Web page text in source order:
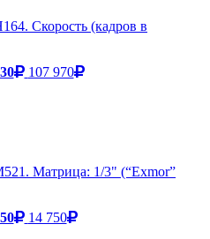
Скорость (кадров в
107 970
Матрица: 1/3" (“Exmor”
14 750